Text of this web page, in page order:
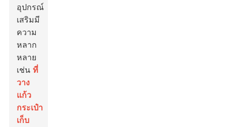
อุปกรณ์
เสริมมี
ความ
หลาก
หลาย
เช่นที่
วาง
แก้ว
กระเป๋า
เก็บ